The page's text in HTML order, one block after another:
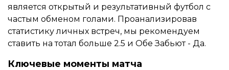
является открытый и результативный футбол с
частым обменом голами. Проанализировав
статистику личных встреч, мы рекомендуем
ставить на тотал больше 2.5 и Обе Забьют - Да.
Ключевые моменты матча